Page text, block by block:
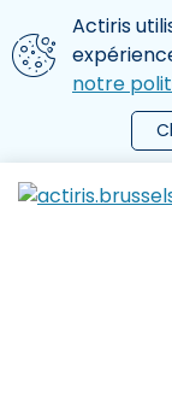
Aller au contenu
Nous utilisons
Actiris
notre
le menu